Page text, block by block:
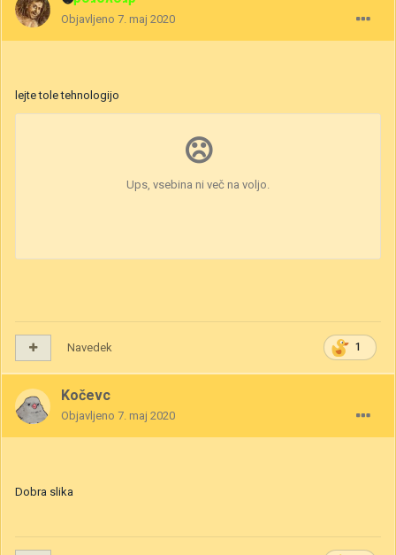
Objavljeno 7. maj 2020
lejte tole tehnologijo
1
Navedek
Kočevc
Objavljeno 7. maj 2020
Dobra slika